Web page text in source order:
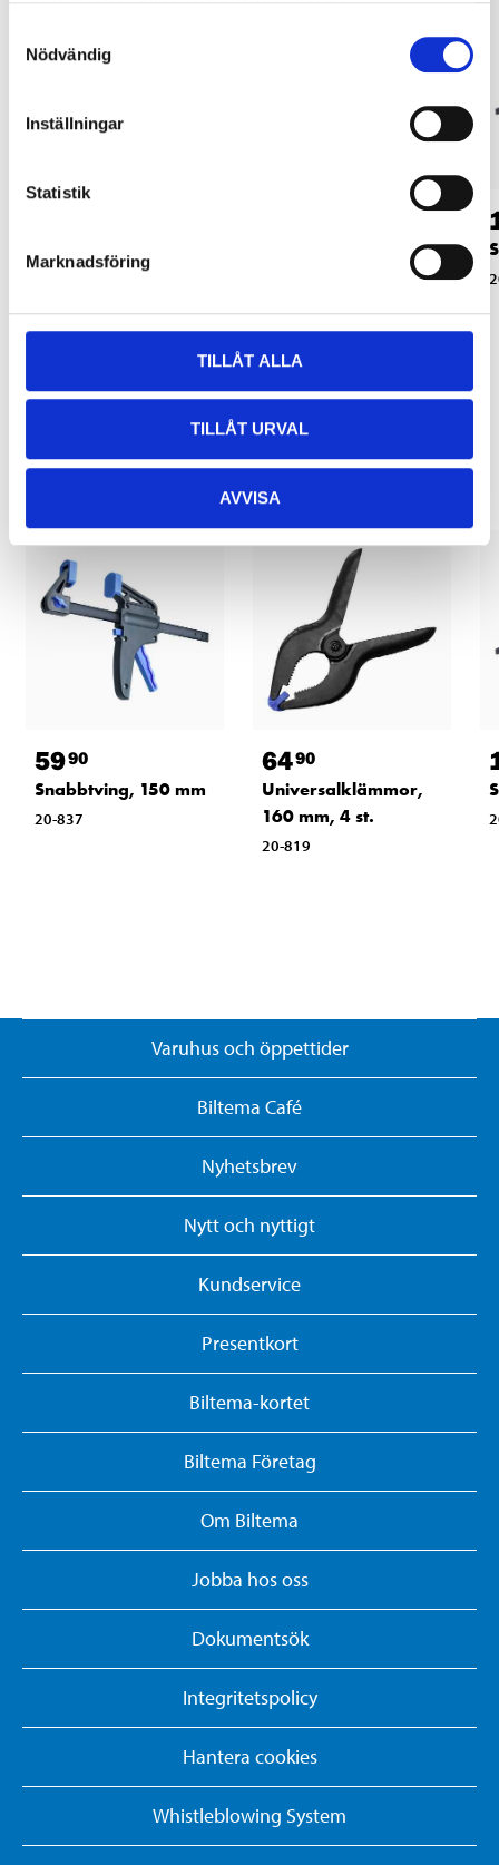
Nödvändig
Inställningar
Statistik
Marknadsföring
TILLÅT ALLA
TILLÅT URVAL
AVVISA
Snabbtving, 150 mm Snabbtving, 100 mm
Relaterade produkter
5990
Snabbtving, 150 mm
20-837
6490
Universalklämmor,
160 mm, 4 st.
20-819
Varuhus och öppettider
Biltema Café
Nyhetsbrev
Nytt och nyttigt
Kundservice
Presentkort
Biltema-kortet
Biltema Företag
Om Biltema
Jobba hos oss
Dokumentsök
Integritetspolicy
Hantera cookies
Whistleblowing System